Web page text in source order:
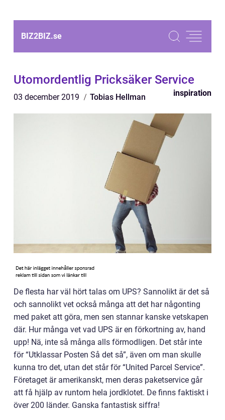
BIZ2BIZ.se
Utomordentlig Pricksäker Service
03 december 2019 Tobias Hellman inspiration
De flesta har väl hört talas om UPS? Sannolikt är det så
och sannolikt vet också många att det har någonting
med paket att göra, men sen stannar kanske vetskapen
där. Hur många vet vad UPS är en förkortning av, hand
upp! Nä, inte så många alls förmodligen. Det står inte
för “Utklassar Posten Så det så”, även om man skulle
kunna tro det, utan det står för “United Parcel Service”.
Företaget är amerikanskt, men deras paketservice går
att få hjälp av runtom hela jordklotet. De finns faktiskt i
över 200 länder. Ganska fantastisk siffra!